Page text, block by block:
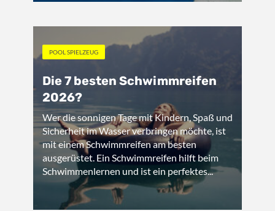
POOL SPIELZEUG
Die 7 besten Schwimmreifen
2026?
Wer die sonnigen Tage mit Kindern, Spaß und
Sicherheit im Wasser verbringen möchte, ist
mit einem Schwimmreifen am besten
ausgerüstet. Ein Schwimmreifen hilft beim
Schwimmenlernen und ist ein perfektes...